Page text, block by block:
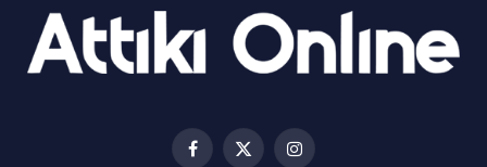
23.07.2026 | 14:58
Πολυχώρο ΙΡΙΣ
Facebook
X
Instagram